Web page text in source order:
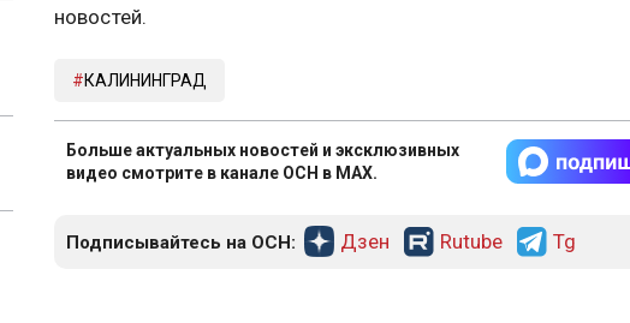
новостей.
КАЛИНИНГРАД
Больше актуальных новостей и эксклюзивных
видео смотрите в канале ОСН в MAX.
Подписывайтесь на ОСН: Дзен Rutube Tg